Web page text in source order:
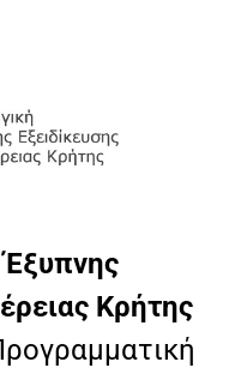
Έξυπνης
Κρήτης